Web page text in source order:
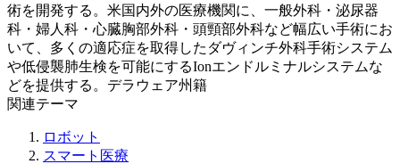
術を開発する。米国内外の医療機関に、一般外科・泌尿器
科・婦人科・心臓胸部外科・頭頸部外科など幅広い手術にお
いて、多くの適応症を取得したダヴィンチ外科手術システム
や低侵襲肺生検を可能にするIonエンドルミナルシステムな
どを提供する。デラウェア州籍
関連テーマ
ロボット
スマート医療